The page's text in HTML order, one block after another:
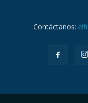
Contáctanos: